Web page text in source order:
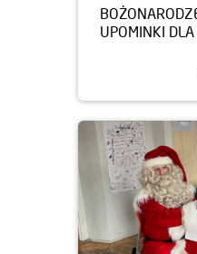
UPOMINKI DLA